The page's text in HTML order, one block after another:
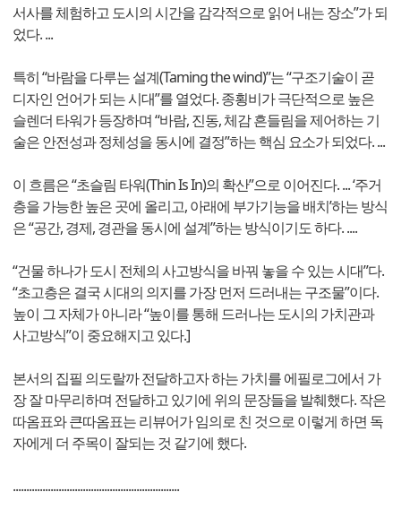
서사를 체험하고 도시의 시간을 감각적으로 읽어 내는 장소”가 되
었다. ...
특히 “바람을 다루는 설계(Taming the wind)”는 “구조기술이 곧
디자인 언어가 되는 시대”를 열었다. 종횡비가 극단적으로 높은
슬렌더 타워가 등장하며 “바람, 진동, 체감 흔들림을 제어하는 기
술은 안전성과 정체성을 동시에 결정”하는 핵심 요소가 되었다. ...
이 흐름은 “초슬림 타워(Thin Is In)의 확산”으로 이어진다. ... ‘주거
층을 가능한 높은 곳에 올리고, 아래에 부가기능을 배치’하는 방식
은 “공간, 경제, 경관을 동시에 설계”하는 방식이기도 하다. ....
“건물 하나가 도시 전체의 사고방식을 바꿔 놓을 수 있는 시대”다.
“초고층은 결국 시대의 의지를 가장 먼저 드러내는 구조물”이다.
높이 그 자체가 아니라 “높이를 통해 드러나는 도시의 가치관과
사고방식”이 중요해지고 있다.]
본서의 집필 의도랄까 전달하고자 하는 가치를 에필로그에서 가
장 잘 마무리하며 전달하고 있기에 위의 문장들을 발췌했다. 작은
따옴표와 큰따옴표는 리뷰어가 임의로 친 것으로 이렇게 하면 독
자에게 더 주목이 잘되는 것 같기에 했다.
..............................................................